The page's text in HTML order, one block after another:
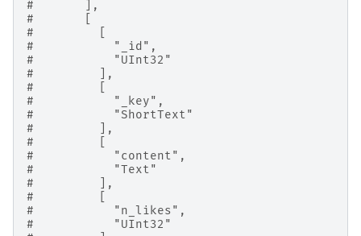
#       ],
#       [
#         [
#           "_id",
#           "UInt32"
#         ],
#         [
#           "_key",
#           "ShortText"
#         ],
#         [
#           "content",
#           "Text"
#         ],
#         [
#           "n_likes",
#           "UInt32"